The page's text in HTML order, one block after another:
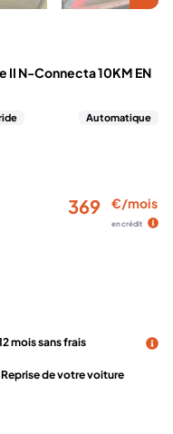
II N-Connecta 10KM EN
Automatique
369 €/mois
en crédit
mois sans frais
Reprise de votre voiture